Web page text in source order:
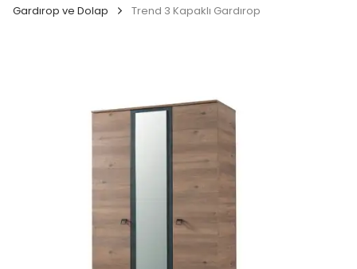
Gardırop ve Dolap Trend 3 Kapaklı Gardırop